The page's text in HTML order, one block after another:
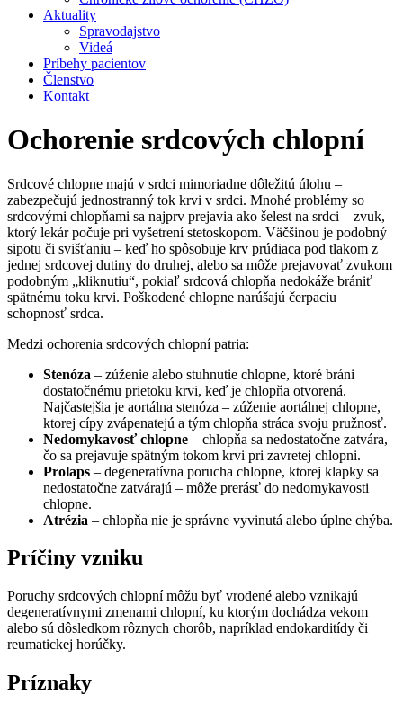
Aktuality
Spravodajstvo
Videá
Príbehy pacientov
Členstvo
Kontakt
Ochorenie srdcových chlopní
Srdcové chlopne majú v srdci mimoriadne dôležitú úlohu –
zabezpečujú jednostranný tok krvi v srdci. Mnohé problémy so
srdcovými chlopňami sa najprv prejavia ako šelest na srdci – zvuk,
ktorý lekár počuje pri vyšetrení stetoskopom. Väčšinou je podobný
sipotu či svišťaniu – keď ho spôsobuje krv prúdiaca pod tlakom z
jednej srdcovej dutiny do druhej, alebo sa môže prejavovať zvukom
podobným „kliknutiu“, pokiaľ srdcová chlopňa nedokáže brániť
spätnému toku krvi. Poškodené chlopne narúšajú čerpaciu
schopnosť srdca.
Medzi ochorenia srdcových chlopní patria:
Stenóza – zúženie alebo stuhnutie chlopne, ktoré bráni
dostatočnému prietoku krvi, keď je chlopňa otvorená.
Najčastejšia je aortálna stenóza – zúženie aortálnej chlopne,
ktorej cípy zvápenatejú a tým chlopňa stráca svoju pružnosť.
Nedomykavosť chlopne – chlopňa sa nedostatočne zatvára,
čo sa prejavuje spätným tokom krvi pri zavretej chlopni.
Prolaps – degeneratívna porucha chlopne, ktorej klapky sa
nedostatočne zatvárajú – môže prerásť do nedomykavosti
chlopne.
Atrézia – chlopňa nie je správne vyvinutá alebo úplne chýba.
Príčiny vzniku
Poruchy srdcových chlopní môžu byť vrodené alebo vznikajú
degeneratívnymi zmenami chlopní, ku ktorým dochádza vekom
alebo sú dôsledkom rôznych chorôb, napríklad endokarditídy či
reumatickej horúčky.
Príznaky